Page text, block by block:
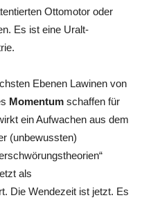
Ottomotor oder
Es ist eine Uralt-
Ebenen Lawinen von
Momentum schaffen für
ein Aufwachen aus dem
(unbewussten)
als
Die Wendezeit ist jetzt. Es